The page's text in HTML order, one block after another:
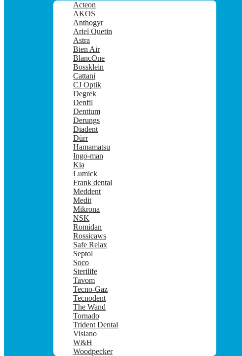
Acteon
AKOS
Anthogyr
Ariel Quetin
Astra
Bien Air
BlancOne
Bossklein
Cattani
CJ Optik
Degrek
Denfil
Dentium
Derungs
Diadent
Dürr
Hamamatsu
Ingo-man
Kia
Lumick
Frank dental
Meddent
Medit
Mikrona
NSK
Romidan
Rossicaws
Safe Relax
Septol
Soco
Sterilife
Tavom
Tecno-Gaz
Tecnodent
The Wand
Tornado
Trident Dental
Visiano
W&H
Woodpecker